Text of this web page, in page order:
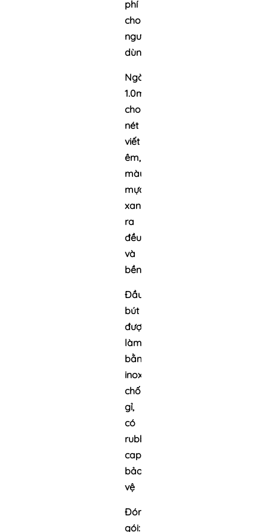
phí
cho
người
dùng
Ngòi
1.0mm
cho
nét
viết
êm,
màu
mực
xanh
ra
đều
và
bền
Đầu
bút
được
làm
bằng
inox
chống
gỉ,
có
rubber
cap
bảo
vệ
Đóng
gói: